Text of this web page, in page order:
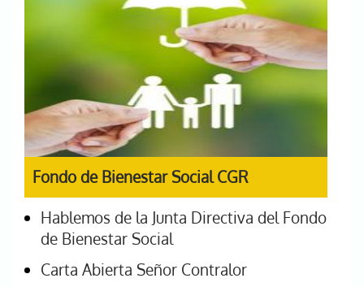
Fondo de Bienestar Social CGR
Hablemos de la Junta Directiva del Fondo
de Bienestar Social
Carta Abierta Señor Contralor